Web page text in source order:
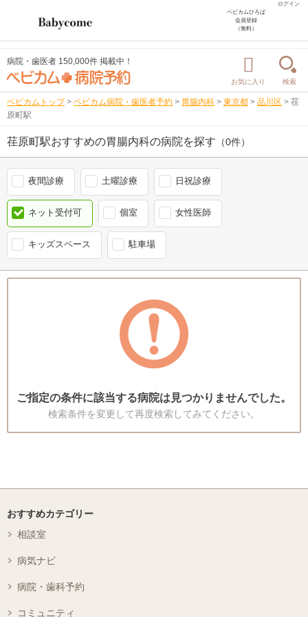
ログイン
ベビカムひろば
会員登録
（無料）
病院・歯医者 150,000件 掲載中！
お気に入り 検索
ベビカムトップ > ベビカム病院・歯医者予約 > 胃腸内科 > 東京都 > 品川区 > 荏
原町駅
荏原町駅おすすめの胃腸内科の病院を探す （0件）
夜間診療 土曜診療 日祝診療
ネット受付可 個室 女性医師
キッズスペース 駐車場
ご指定の条件に該当する病院は見つかりませんでした。
検索条件を変更して再度検索してみてください。
おすすめカテゴリー
相談室
病気ナビ
病院・歯科予約
コミュニティ